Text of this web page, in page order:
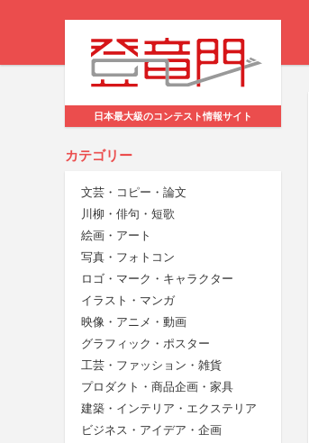
日本最大級のコンテスト情報サイト
カテゴリー
文芸・コピー・論文
川柳・俳句・短歌
絵画・アート
写真・フォトコン
ロゴ・マーク・キャラクター
イラスト・マンガ
映像・アニメ・動画
グラフィック・ポスター
工芸・ファッション・雑貨
プロダクト・商品企画・家具
建築・インテリア・エクステリア
ビジネス・アイデア・企画